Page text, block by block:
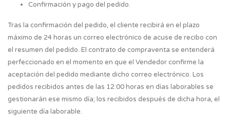
Confirmación y pago del pedido.
Tras la confirmación del pedido, el cliente recibirá en el plazo
máximo de 24 horas un correo electrónico de acuse de recibo con
el resumen del pedido. El contrato de compraventa se entenderá
perfeccionado en el momento en que el Vendedor confirme la
aceptación del pedido mediante dicho correo electrónico. Los
pedidos recibidos antes de las 12:00 horas en días laborables se
gestionarán ese mismo día; los recibidos después de dicha hora, el
siguiente día laborable.